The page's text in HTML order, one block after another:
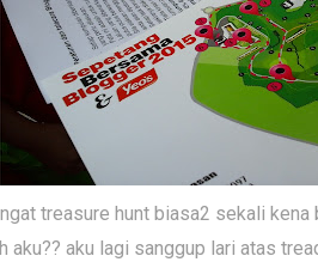
treasure hunt biasa2 sekali kena
aku?? aku lagi sanggup lari atas